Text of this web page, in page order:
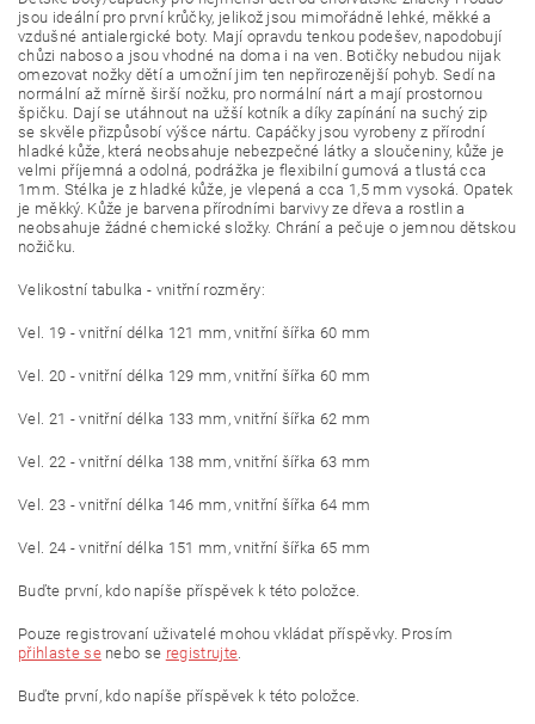
jsou ideální pro první krůčky, jelikož jsou mimořádně lehké, měkké a
vzdušné antialergické boty. Mají opravdu tenkou podešev, napodobují
chůzi naboso a jsou vhodné na doma i na ven. Botičky nebudou nijak
omezovat nožky dětí a umožní jim ten nepřirozenější pohyb. Sedí na
normální až mírně širší nožku, pro normální nárt a mají prostornou
špičku. Dají se utáhnout na užší kotník a díky zapínání na suchý zip
se skvěle přizpůsobí výšce nártu. Capáčky jsou vyrobeny z přírodní
hladké kůže, která neobsahuje nebezpečné látky a sloučeniny, kůže je
velmi příjemná a odolná, podrážka je flexibilní gumová a tlustá cca
1mm. Stélka je z hladké kůže, je vlepená a cca 1,5 mm vysoká. Opatek
je měkký. Kůže je barvena přírodními barvivy ze dřeva a rostlin a
neobsahuje žádné chemické složky. Chrání a pečuje o jemnou dětskou
nožičku.
Velikostní tabulka - vnitřní rozměry:
Vel. 19 - vnitřní délka 121 mm, vnitřní šířka 60 mm
Vel. 20 - vnitřní délka 129 mm, vnitřní šířka 60 mm
Vel. 21 - vnitřní délka 133 mm, vnitřní šířka 62 mm
Vel. 22 - vnitřní délka 138 mm, vnitřní šířka 63 mm
Vel. 23 - vnitřní délka 146 mm, vnitřní šířka 64 mm
Vel. 24 - vnitřní délka 151 mm, vnitřní šířka 65 mm
Buďte první, kdo napíše příspěvek k této položce.
Pouze registrovaní uživatelé mohou vkládat příspěvky. Prosím
přihlaste senebo se registrujte.
Buďte první, kdo napíše příspěvek k této položce.